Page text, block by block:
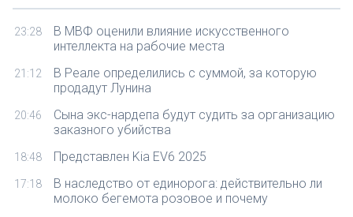
23:28
В МВФ оценили влияние искусственного
интеллекта на рабочие места
21:12
В Реале определились с суммой, за которую
продадут Лунина
20:46
Сына экс-нардепа будут судить за организацию
заказного убийства
18:48 Представлен Kia EV6 2025
17:18
В наследство от единорога: действительно ли
молоко бегемота розовое и почему